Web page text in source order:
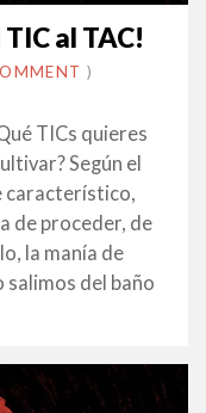
al TAC!
)
TICs quieres
Según el
característico,
de proceder, de
la manía de
salimos del baño